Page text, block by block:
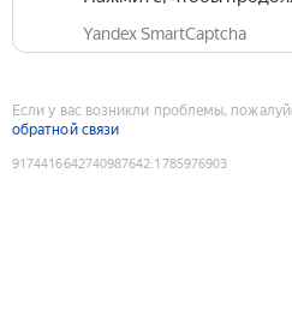
Yandex SmartCaptcha
Если у вас возникли проблемы,
обратной связи
9174416642740987642:1785976903